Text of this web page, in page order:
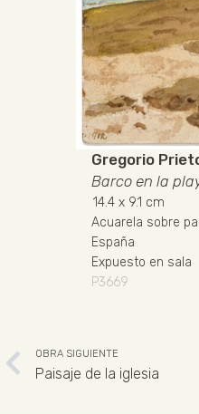
Gregorio
Barco en la
14.4 x 9.1 cm
Acuarela sobre
España
Expuesto en sala
P3669
OBRA SIGUIENTE
Paisaje de la iglesia